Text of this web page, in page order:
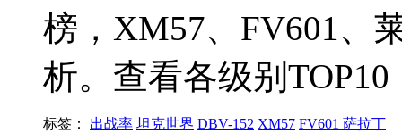
榜，XM57、FV601、
析。查看各级别
标签： 出战率 坦克世界 DBV-152 XM57 FV601 萨拉丁